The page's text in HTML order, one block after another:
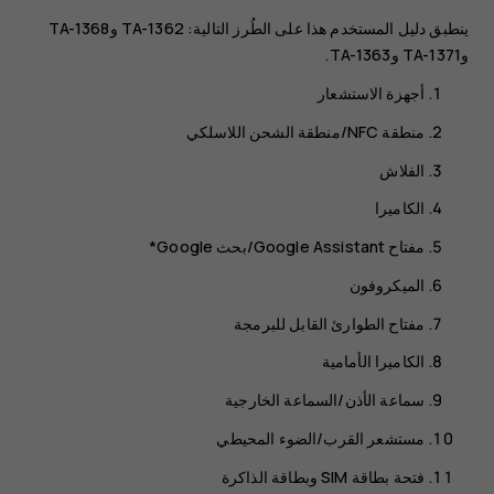
ينطبق دليل المستخدم هذا على الطُرز التالية: TA-1362 وTA-1368
وTA-1371 وTA-1363.
‏‫أجهزة الاستشعار‬
الفلاش
الكاميرا
مفتاح Google Assistant/بحث Google*
الميكروفون
‬‏‫‏‫مفتاح الطوارئ القابل للبرمجة
الكاميرا الأمامية
سماعة الأذن/السماعة الخارجية
‏‫مستشعر القرب/الضوء المحيطي
فتحة بطاقة SIM وبطاقة الذاكرة